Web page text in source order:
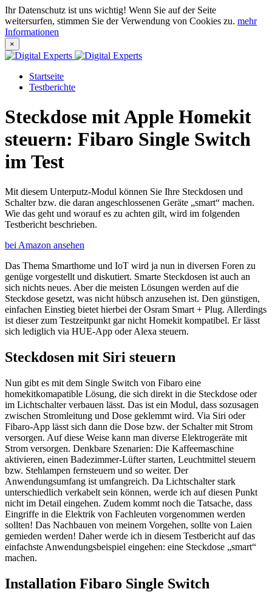
Ihr Datenschutz ist uns wichtig! Wenn Sie auf der Seite
weitersurfen, stimmen Sie der Verwendung von Cookies zu. mehr
Informationen
×
Startseite
Testberichte
Steckdose mit Apple Homekit
steuern: Fibaro Single Switch
im Test
Mit diesem Unterputz-Modul können Sie Ihre Steckdosen und
Schalter bzw. die daran angeschlossenen Geräte „smart“ machen.
Wie das geht und worauf es zu achten gilt, wird im folgenden
Testbericht beschrieben.
bei Amazon ansehen
Das Thema Smarthome und IoT wird ja nun in diversen Foren zu
genüge vorgestellt und diskutiert. Smarte Steckdosen ist auch an
sich nichts neues. Aber die meisten Lösungen werden auf die
Steckdose gesetzt, was nicht hübsch anzusehen ist. Den günstigen,
einfachen Einstieg bietet hierbei der Osram Smart + Plug. Allerdings
ist dieser zum Testzeitpunkt gar nicht Homekit kompatibel. Er lässt
sich lediglich via HUE-App oder Alexa steuern.
Steckdosen mit Siri steuern
Nun gibt es mit dem Single Switch von Fibaro eine
homekitkomapatible Lösung, die sich direkt in die Steckdose oder
im Lichtschalter verbauen lässt. Das ist ein Modul, dass sozusagen
zwischen Stromleitung und Dose geklemmt wird. Via Siri oder
Fibaro-App lässt sich dann die Dose bzw. der Schalter mit Strom
versorgen. Auf diese Weise kann man diverse Elektrogeräte mit
Strom versorgen. Denkbare Szenarien: Die Kaffeemaschine
aktivieren, einen Badezimmer-Lüfter starten, Leuchtmittel steuern
bzw. Stehlampen fernsteuern und so weiter. Der
Anwendungsumfang ist umfangreich. Da Lichtschalter stark
unterschiedlich verkabelt sein können, werde ich auf diesen Punkt
nicht im Detail eingehen. Zudem kommt noch die Tatsache, dass
Eingriffe in die Elektrik von Fachleuten vorgenommen werden
sollten! Das Nachbauen von meinem Vorgehen, sollte von Laien
gemieden werden! Daher werde ich in diesem Testbericht auf das
einfachste Anwendungsbeispiel eingehen: eine Steckdose „smart“
machen.
Installation Fibaro Single Switch